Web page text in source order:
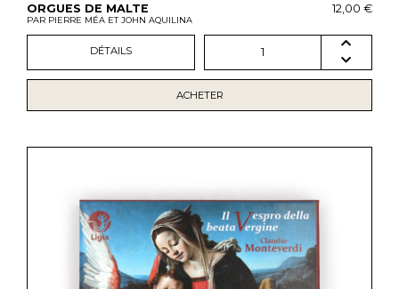
ORGUES DE MALTE
PAR PIERRE MÉA ET JOHN AQUILINA
12,00 €
DÉTAILS 1
ACHETER